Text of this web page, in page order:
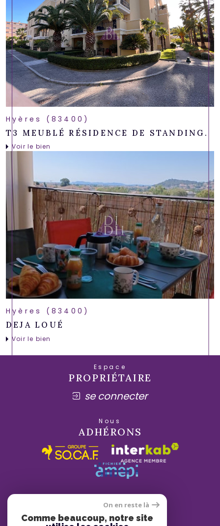
Hyères (83400)
T3 MEUBLÉ RÉSIDENCE DE STANDING.
Voir le bien
Hyères (83400)
DEJA LOUÉ
Voir le bien
Espace
PROPRIÉTAIRE
se connecter
Nous
ADHÉRONS
On en reste là
Comme beaucoup, notre site